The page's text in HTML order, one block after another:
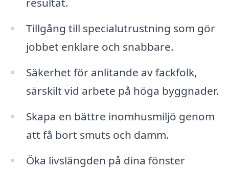
Tillgång till specialutrustning som gör
jobbet enklare och snabbare.
Säkerhet för anlitande av fackfolk,
särskilt vid arbete på höga byggnader.
Skapa en bättre inomhusmiljö genom
att få bort smuts och damm.
Öka livslängden på dina fönster